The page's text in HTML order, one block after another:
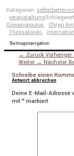
WhatsApp
Kategorien
veranstaltung
Giovanopoulos, Chrysi
Thessaloniki,
Beitragsnavigation
← Zurück Vorheriger
Weiter → Nächster
Schreibe einen
Antwort abbrechen
Deine E-Mail-
mit*markiert